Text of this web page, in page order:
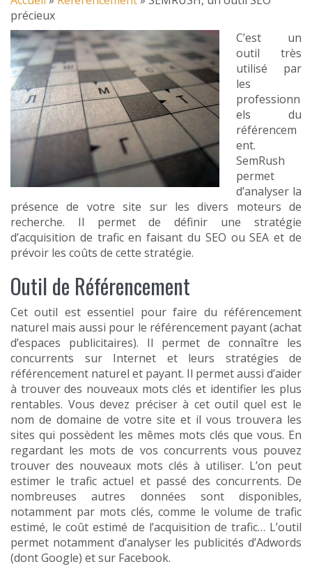
précieux
C’est un
outil très
utilisé par
les
professionn
els du
référencem
ent.
SemRush
permet
d’analyser la
présence de votre site sur les divers moteurs de
recherche. Il permet de définir une stratégie
d’acquisition de trafic en faisant du SEO ou SEA et de
prévoir les coûts de cette stratégie.
Outil de Référencement
Cet outil est essentiel pour faire du référencement
naturel mais aussi pour le référencement payant (achat
d’espaces publicitaires). Il permet de connaître les
concurrents sur Internet et leurs stratégies de
référencement naturel et payant. Il permet aussi d’aider
à trouver des nouveaux mots clés et identifier les plus
rentables. Vous devez préciser à cet outil quel est le
nom de domaine de votre site et il vous trouvera les
sites qui possèdent les mêmes mots clés que vous. En
regardant les mots de vos concurrents vous pouvez
trouver des nouveaux mots clés à utiliser. L’on peut
estimer le trafic actuel et passé des concurrents. De
nombreuses autres données sont disponibles,
notamment par mots clés, comme le volume de trafic
estimé, le coût estimé de l’acquisition de trafic… L’outil
permet notamment d’analyser les publicités d’Adwords
(dont Google) et sur Facebook.